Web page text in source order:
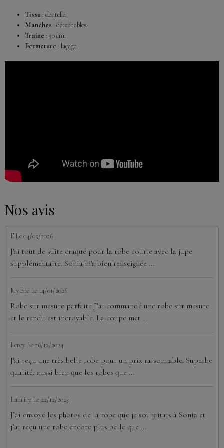
Tissu : dentelle.
Manches : détachables.
Traîne : 50 cm.
Fermeture : laçage.
Nos avis
E Le 04/05/2026
J'ai tout de suite craqué pour la robe courte avec la jupe
supplémentaire. Sonia m'a bien renseignée ...
Mylène Le 14/01/2026
Robe sur mesure parfaite J’ai commandé une robe sur mesure
et le rendu est incroyable. La coupe met ...
Leroy Le 26/12/2024
J'ai reçu une très belle robe pour un prix raisonnable. Superbe
qualité, aussi bien que les robes que ...
Laurine Le 22/12/2023
J’ai envoyé les photos de la robe que je souhaitais à Sonia et
j’ai reçu une robe encore plus belle que ...